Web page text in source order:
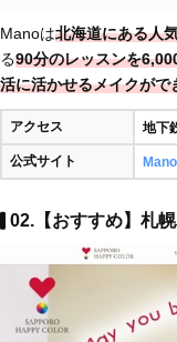
Manoは北海道にある人
る90分のレッスンを
活に活かせるメイクがで
アクセス 地下
公式サイト Mano
02.【おすすめ】札